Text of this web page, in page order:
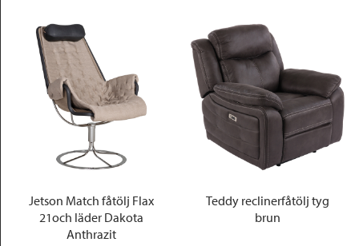
Jetson Match fåtölj Flax
21och läder Dakota
Anthrazit
Teddy reclinerfåtölj tyg
brun